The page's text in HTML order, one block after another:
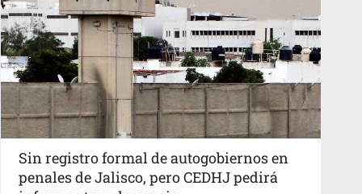
Sin registro formal de autogobiernos en
penales de Jalisco, pero CEDHJ pedirá